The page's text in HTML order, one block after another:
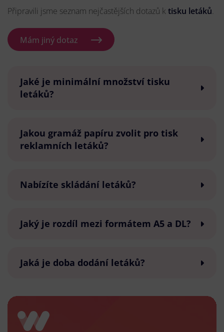
Připravili jsme seznam nejčastějších dotazů k tisku letáků.
Mám jiný dotaz
Jaké je minimální množství tisku
letáků?
Jakou gramáž papíru zvolit pro tisk
reklamních letáků?
Nabízíte skládání letáků?
Jaký je rozdíl mezi formátem A5 a DL?
Jaká je doba dodání letáků?